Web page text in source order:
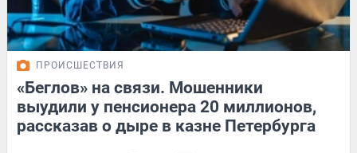
ПРОИСШЕСТВИЯ
«Беглов» на связи. Мошенники
выудили у пенсионера 20 миллионов,
рассказав о дыре в казне Петербурга